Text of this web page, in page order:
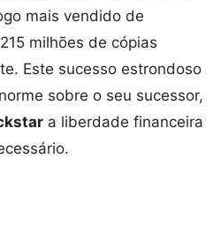
mais vendido de
milhões de cópias
Este sucesso estrondoso
sobre o seu sucessor,
a liberdade financeira